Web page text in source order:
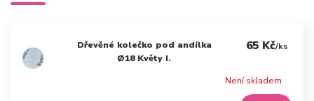
Dřevěné kolečko pod andílka
Ø18 Květy I.
65 Kč/ks
Není skladem